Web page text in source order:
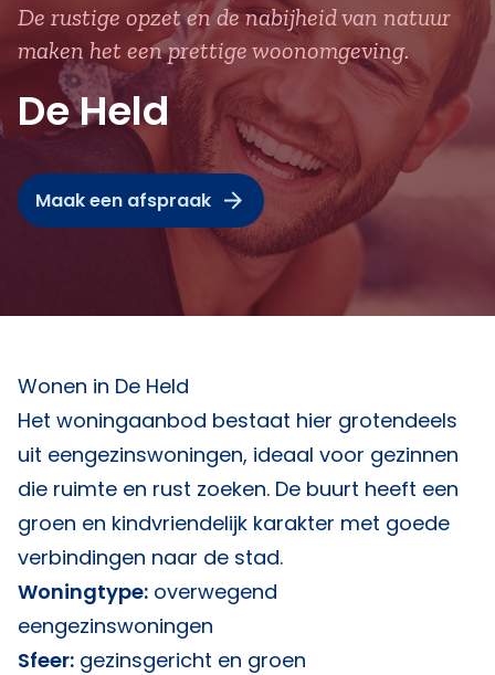
De rustige opzet en de nabijheid van natuur
maken het een prettige woonomgeving.
De Held
Maak een afspraak
Wonen in De Held
Het woningaanbod bestaat hier grotendeels
uit eengezinswoningen, ideaal voor gezinnen
die ruimte en rust zoeken. De buurt heeft een
groen en kindvriendelijk karakter met goede
verbindingen naar de stad.
Woningtype: overwegend
eengezinswoningen
Sfeer: gezinsgericht en groen